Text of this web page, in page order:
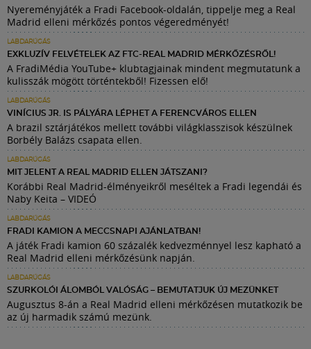
Nyereményjáték a Fradi Facebook-oldalán, tippelje meg a Real
Madrid elleni mérkőzés pontos végeredményét!
LABDARÚGÁS
EXKLUZÍV FELVÉTELEK AZ FTC-REAL MADRID MÉRKŐZÉSRŐL!
A FradiMédia YouTube+ klubtagjainak mindent megmutatunk a
kulisszák mögött történtekből! Fizessen elő!
LABDARÚGÁS
VINÍCIUS JR. IS PÁLYÁRA LÉPHET A FERENCVÁROS ELLEN
A brazil sztárjátékos mellett további világklasszisok készülnek
Borbély Balázs csapata ellen.
LABDARÚGÁS
MIT JELENT A REAL MADRID ELLEN JÁTSZANI?
Korábbi Real Madrid-élményeikről meséltek a Fradi legendái és
Naby Keita – VIDEÓ
LABDARÚGÁS
FRADI KAMION A MECCSNAPI AJÁNLATBAN!
A játék Fradi kamion 60 százalék kedvezménnyel lesz kapható a
Real Madrid elleni mérkőzésünk napján.
LABDARÚGÁS
SZURKOLÓI ÁLOMBÓL VALÓSÁG – BEMUTATJUK ÚJ MEZÜNKET
Augusztus 8-án a Real Madrid elleni mérkőzésen mutatkozik be
az új harmadik számú mezünk.